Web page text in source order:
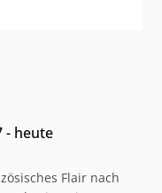
- heute
Flair nach